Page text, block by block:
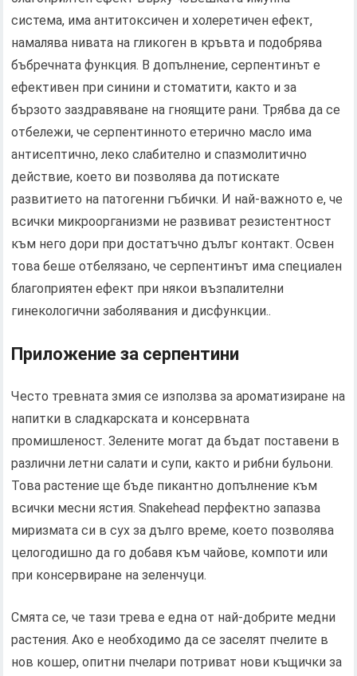
система, има антитоксичен и холеретичен ефект,
намалява нивата на гликоген в кръвта и подобрява
бъбречната функция. В допълнение, серпентинът е
ефективен при синини и стоматити, както и за
бързото заздравяване на гноящите рани. Трябва да се
отбележи, че серпентинното етерично масло има
антисептично, леко слабително и спазмолитично
действие, което ви позволява да потискате
развитието на патогенни гъбички. И най-важното е, че
всички микроорганизми не развиват резистентност
към него дори при достатъчно дълъг контакт. Освен
това беше отбелязано, че серпентинът има специален
благоприятен ефект при някои възпалителни
гинекологични заболявания и дисфункции..
Приложение за серпентини
Често тревната змия се използва за ароматизиране на
напитки в сладкарската и консервната
промишленост. Зелените могат да бъдат поставени в
различни летни салати и супи, както и рибни бульони.
Това растение ще бъде пикантно допълнение към
всички месни ястия. Snakehead перфектно запазва
миризмата си в сух за дълго време, което позволява
целогодишно да го добавя към чайове, компоти или
при консервиране на зеленчуци.
Смята се, че тази трева е една от най-добрите медни
растения. Ако е необходимо да се заселят пчелите в
нов кошер, опитни пчелари потриват нови къщички за